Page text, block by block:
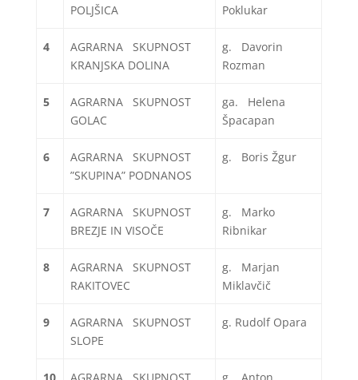
POLJŠICA
Poklukar
4
AGRARNA SKUPNOST
KRANJSKA DOLINA
g. Davorin
Rozman
5
AGRARNA SKUPNOST
GOLAC
ga. Helena
Špacapan
6
AGRARNA SKUPNOST
”SKUPINA” PODNANOS
g. Boris Žgur
7
AGRARNA SKUPNOST
BREZJE IN VISOČE
g. Marko
Ribnikar
8
AGRARNA SKUPNOST
RAKITOVEC
g. Marjan
Miklavčič
9
AGRARNA SKUPNOST
SLOPE
g. Rudolf Opara